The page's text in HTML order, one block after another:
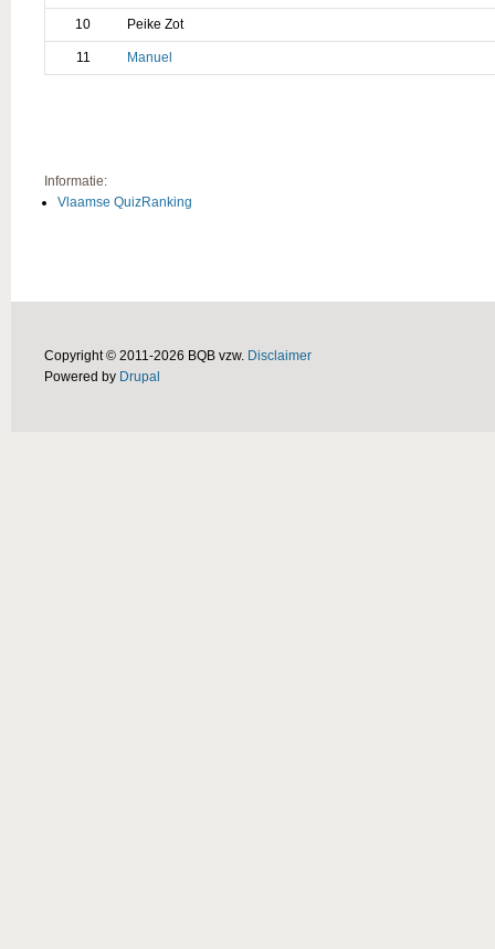
10 Peike Zot
11 Manuel
Informatie:
Vlaamse QuizRanking
Copyright © 2011-2026 BQB vzw. Disclaimer
Powered by Drupal